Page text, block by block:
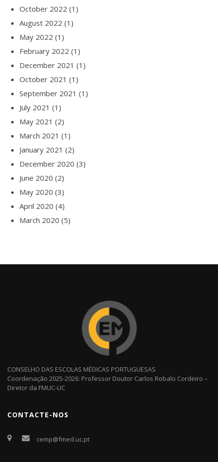
October 2022 (1)
August 2022 (1)
May 2022 (1)
February 2022 (1)
December 2021 (1)
October 2021 (1)
September 2021 (1)
July 2021 (1)
May 2021 (2)
March 2021 (1)
January 2021 (2)
December 2020 (3)
June 2020 (2)
May 2020 (3)
April 2020 (4)
March 2020 (5)
CONSELHO DAS ESCOLAS MÉDICAS PORTUGUESAS
Coordenação 2025-2026: Professor Doutor Carlos Robalo Cordeiro –
Diretor da FMUC-UC
CONTACTE-NOS
cemp@fmed.uc.pt